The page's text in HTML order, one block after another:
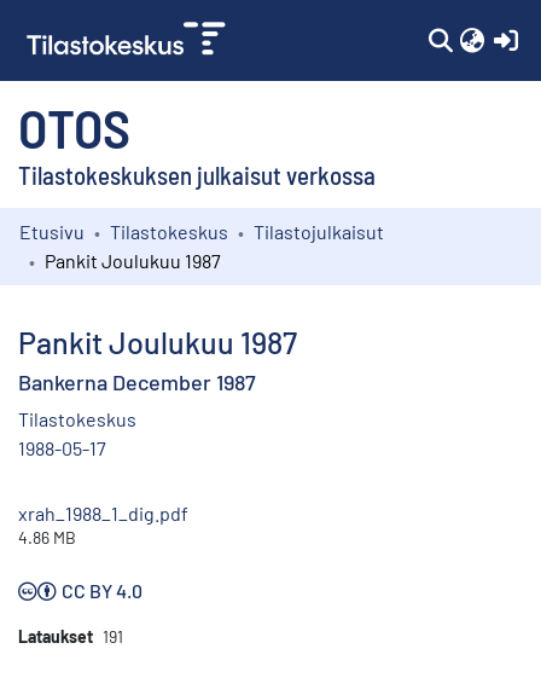
OTOS
Tilastokeskuksen julkaisut verkossa
Kokoelmat
Etusivu Tilastokeskus
Tilastojulkaisut
Pankit Joulukuu 1987
Pankit Joulukuu 1987
Bankerna December 1987
Tilastokeskus
1988-05-17
xrah_1988_1_dig.pdf
4.86 MB
CC BY 4.0
Lataukset 191